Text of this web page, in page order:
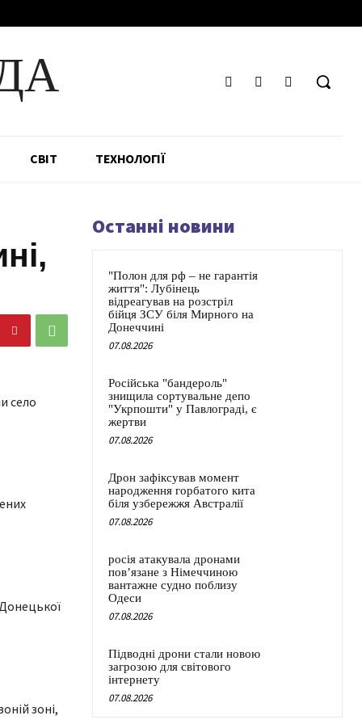
СВІТ ТЕХНОЛОГІЇ
село
зоні,
Останні новини
"Полон для рф – не гарантія
життя": Лубінець
відреагував на розстріл
бійця ЗСУ біля Мирного на
Донеччині
07.08.2026
Російська "бандероль"
знищила сортувальне депо
"Укрпошти" у Павлограді, є
жертви
07.08.2026
Дрон зафіксував момент
народження горбатого кита
біля узбережжя Австралії
07.08.2026
росія атакувала дронами
пов’язане з Німеччиною
вантажне судно поблизу
Одеси
07.08.2026
Підводні дрони стали новою
загрозою для світового
інтернету
07.08.2026